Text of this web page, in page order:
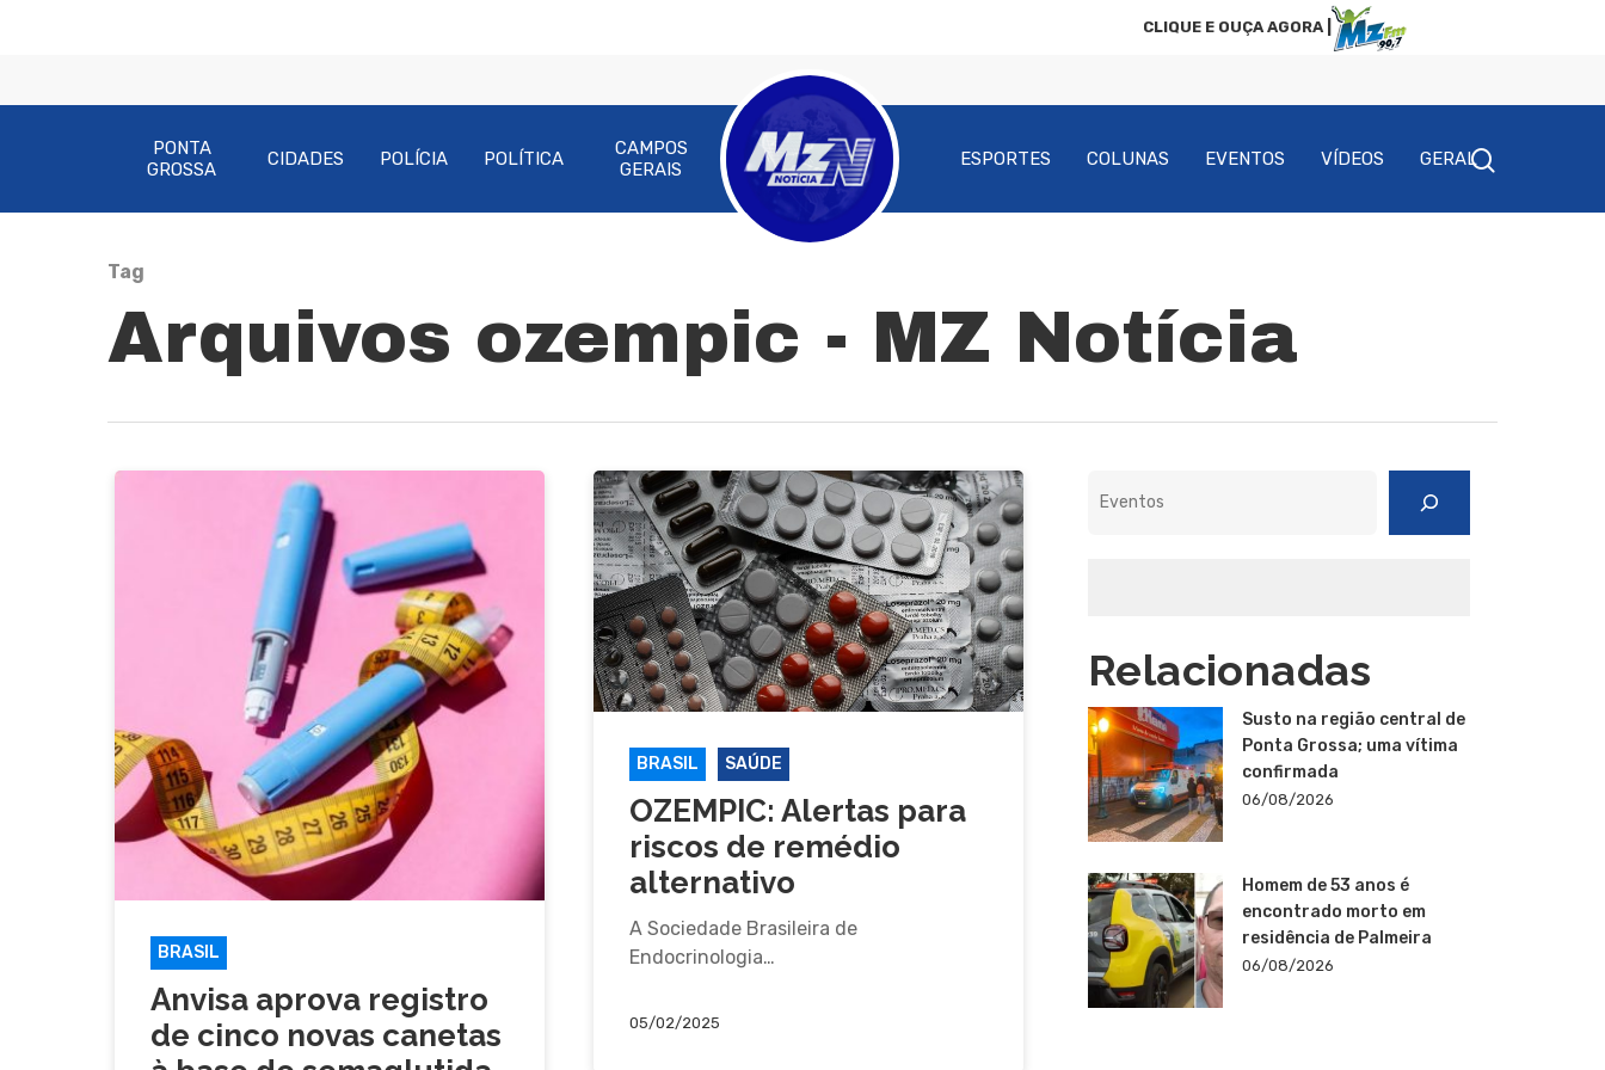
CLIQUE E OUÇA AGORA |
Pressione Enter para pesquisar ou ESC para fechar
PONTA
GROSSA
CIDADES POLÍCIA POLÍTICA
CAMPOS
GERAIS
ESPORTES COLUNAS EVENTOS VÍDEOS GERAL
Tag
Arquivos ozempic - MZ Notícia
BRASIL
Anvisa aprova registro
de cinco novas canetas
BRASIL SAÚDE
OZEMPIC: Alertas para
riscos de remédio
alternativo
A Sociedade Brasileira de
Endocrinologia…
05/02/2025
Relacionadas
Susto na região central de
Ponta Grossa; uma vítima
confirmada
06/08/2026
Homem de 53 anos é
encontrado morto em
residência de Palmeira
06/08/2026